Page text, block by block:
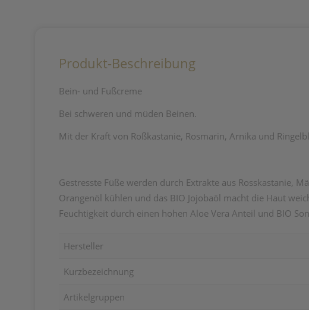
Produkt-Beschreibung
Bein- und Fußcreme
Bei schweren und müden Beinen.
Mit der Kraft von Roßkastanie, Rosmarin, Arnika und
Gestresste Füße werden durch Extrakte aus Rosskastanie,
Orangenöl kühlen und das BIO Jojobaöl macht die Haut
Feuchtigkeit durch einen hohen Aloe Vera Anteil und BIO
Hersteller
Kurzbezeichnung
Artikelgruppen